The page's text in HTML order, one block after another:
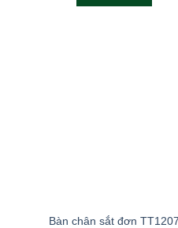
Bàn chân sắt đơn TT1207